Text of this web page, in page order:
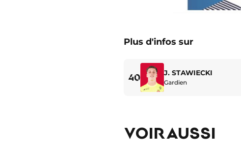
Plus d'infos sur
40 J. STAWIECKI
Gardien
VOIR AUSSI